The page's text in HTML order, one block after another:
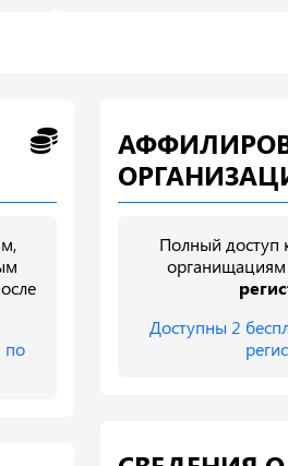
по
Полный
органищациям
Доступны 2